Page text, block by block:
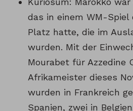
das in einem WM-
Platz hatte, die im
wurden. Mit der
Mourabet für Azzedine
Afrikameister dieses
wurden in Frankreich
Spanien, zwei in